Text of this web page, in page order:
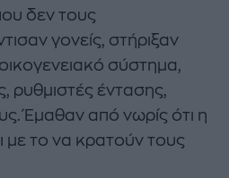
δεν τους
γονείς, στήριξαν
σύστημα,
ρυθμιστές έντασης,
Έμαθαν από νωρίς ότι η
με το να κρατούν τους